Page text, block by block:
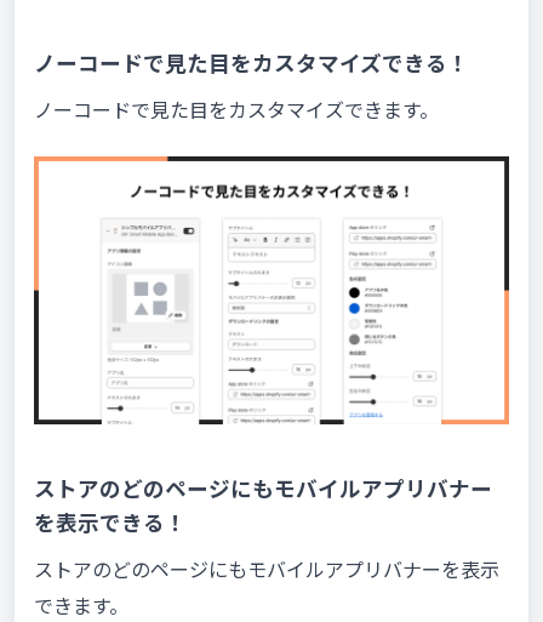
ノーコードで見た目をカスタマイズできる！
ノーコードで見た目をカスタマイズできます。
ストアのどのページにもモバイルアプリバナー
を表示できる！
ストアのどのページにもモバイルアプリバナーを表示
できます。